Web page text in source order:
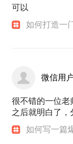
可以
如何打造一
微信用
很不错的一位老
之后就明白了
如何写一篇